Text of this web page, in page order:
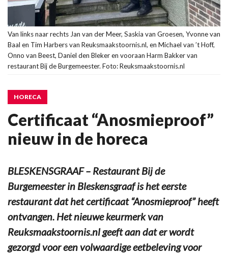
Van links naar rechts Jan van der Meer, Saskia van Groesen, Yvonne van
Baal en Tim Harbers van Reuksmaakstoornis.nl, en Michael van ’t Hoff,
Onno van Beest, Daniel den Bleker en vooraan Harm Bakker van
restaurant Bij de Burgemeester. Foto: Reuksmaakstoornis.nl
HORECA
Certificaat “Anosmieproof”
nieuw in de horeca
BLESKENSGRAAF – Restaurant Bij de
Burgemeester in Bleskensgraaf is het eerste
restaurant dat het certificaat “Anosmieproof” heeft
ontvangen. Het nieuwe keurmerk van
Reuksmaakstoornis.nl geeft aan dat er wordt
gezorgd voor een volwaardige eetbeleving voor